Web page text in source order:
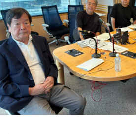
●協力：大阪音楽大学 / ZIP-FM
【注意事項】
※1ドリンク700円（税込） 別途必要
※ドリンク代はPASS交換時にお支払
※ドリンクチケットはPASS1枚につ
す。(3DAYS PASSの方も1枚となりま
※ドリンクチケットは なんばHatchを
WHEEL開催ライブハウスで期間中に
※モッシュ・ダイブ等の危険行為は一
※10月10日（土）のみ、なんば
13．入団テストでは1球ごとに『今の
と確認していたそうですが、プロに入
際のデータがいちばん違っていた球
ストレート（自分が思っていたより
ていました）
★濱岡蒼太（はまおか・そうた）
れ。神奈川県横浜市出身。左投げ左
ら、2025年育成ドラフト4位で西武
青木「初の女性総理で、近年多かっ
臣や財務大臣の経験もない。裏を返
の中とは違うかたちで出てきたと。
も多いと思うんです。ただ外交の話
話ですが、例の『台湾有事は存立危
の関係がおかしくなった。あれは迂
たのか、あるいは意図的な発言だった